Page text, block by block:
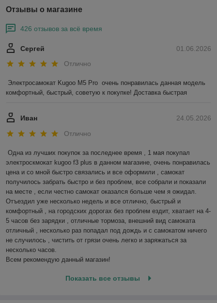
Отзывы о магазине
426 отзывов за всё время
01.06.2026
Сергей
Отлично
Электросамокат Kugoo M5 Pro  очень понравилась данная модель
комфортный, быстрый, советую к покупке! Доставка быстрая
24.05.2026
Иван
Отлично
Одна из лучших покупок за последнее время , 1 мая покупал
электроскмокат kugoo f3 plus в данном магазине, очень понравилась
цена и со мной быстро связались и все оформили , самокат
получилось забрать быстро и без проблем, все собрали и показали
на месте , если честно самокат оказался больше чем я ожидал.
Отъездил уже несколько недель и все отлично, быстрый и
комфортный , на городских дорогах без проблем ездит, хватает на 4-
5 часов без зарядки , отличные тормоза, внешний вид самоката
отличный , несколько раз попадал под дождь и с самокатом ничего
не случилось , чистить от грязи очень легко и заряжаться за
несколько часов.
Всем рекомендую данный магазин!
Показать все отзывы